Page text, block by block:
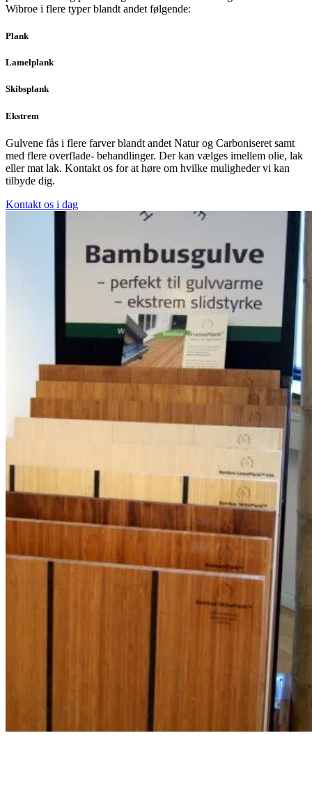
Wibroe i flere typer blandt andet følgende:
Plank
Lamelplank
Skibsplank
Ekstrem
Gulvene fås i flere farver blandt andet Natur og Carboniseret samt
med flere overflade- behandlinger. Der kan vælges imellem olie, lak
eller mat lak. Kontakt os for at høre om hvilke muligheder vi kan
tilbyde dig.
Kontakt os i dag